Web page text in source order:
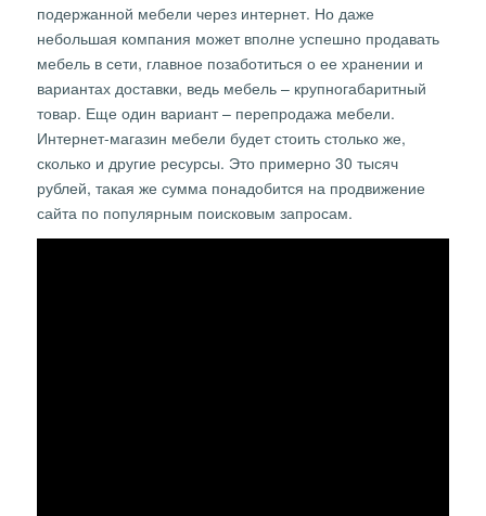
подержанной мебели через интернет. Но даже
небольшая компания может вполне успешно продавать
мебель в сети, главное позаботиться о ее хранении и
вариантах доставки, ведь мебель – крупногабаритный
товар. Еще один вариант – перепродажа мебели.
Интернет-магазин мебели будет стоить столько же,
сколько и другие ресурсы. Это примерно 30 тысяч
рублей, такая же сумма понадобится на продвижение
сайта по популярным поисковым запросам.